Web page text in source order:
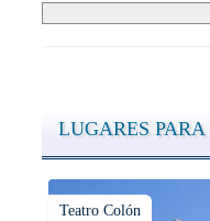
LUGARES PARA
Teatro Colón